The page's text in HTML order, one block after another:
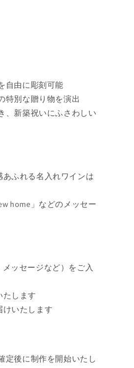
自由に彫刻可能
特別な贈り物を演出
、新築祝いにふさわしい
あふれる名入れワインは
home」などのメッセー
ッセージなど）をご入
たします
いたします
定後に制作を開始いたし